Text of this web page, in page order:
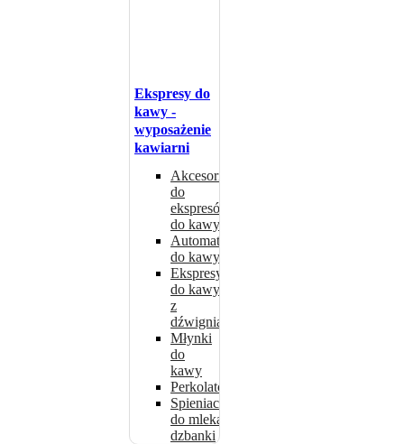
Ekspresy do
kawy -
wyposażenie
kawiarni
Akcesoria
do
ekspresów
do kawy
Automaty
do kawy
Ekspresy
do kawy
z
dźwignią
Młynki
do
kawy
Perkolatory
Spieniacze
do mleka i
dzbanki